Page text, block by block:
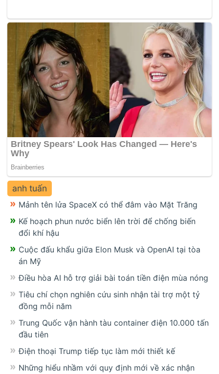
anh tuấn
Mảnh tên lửa SpaceX có thể đâm vào Mặt Trăng
Kế hoạch phun nước biển lên trời để chống biến
đổi khí hậu
Cuộc đấu khẩu giữa Elon Musk và OpenAI tại tòa
án Mỹ
Điều hòa AI hỗ trợ giải bài toán tiền điện mùa nóng
Tiêu chí chọn nghiên cứu sinh nhận tài trợ một tỷ
đồng mỗi năm
Trung Quốc vận hành tàu container điện 10.000 tấn
đầu tiên
Điện thoại Trump tiếp tục làm mới thiết kế
Những hiểu nhầm với quy định mới về xác nhận